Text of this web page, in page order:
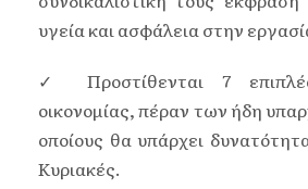
υγεία και ασφάλεια στην
✓ Προστίθενται 7
οικονομίας, πέραν των ήδη
οποίους θα υπάρχει
Κυριακές.